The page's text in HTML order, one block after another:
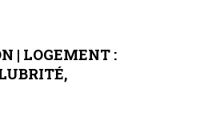
| LOGEMENT :